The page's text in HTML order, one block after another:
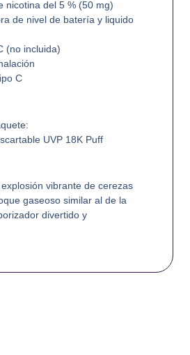
nicotina del 5 % (50 mg)
de nivel de batería y liquido
(no incluida)
C
UVP 18K Puff
vibrante de cerezas
gaseoso similar al de la
divertido y